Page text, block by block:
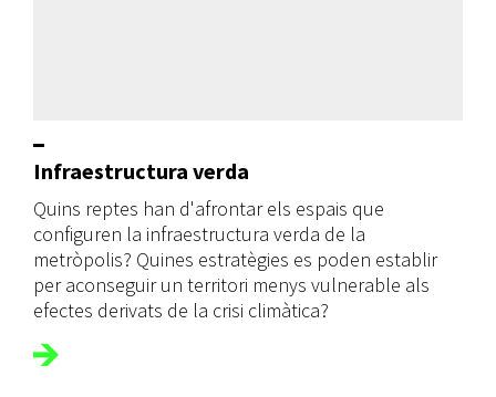
Infraestructura verda
Quins reptes han d'afrontar els espais que
configuren la infraestructura verda de la
metròpolis? Quines estratègies es poden establir
per aconseguir un territori menys vulnerable als
efectes derivats de la crisi climàtica?